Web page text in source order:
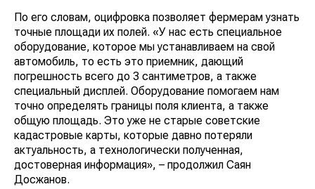
По его словам, оцифровка позволяет фермерам узнать
точные площади их полей. «У нас есть специальное
оборудование, которое мы устанавливаем на свой
автомобиль, то есть это приемник, дающий
погрешность всего до 3 сантиметров, а также
специальный дисплей. Оборудование помогаем нам
точно определять границы поля клиента, а также
общую площадь. Это уже не старые советские
кадастровые карты, которые давно потеряли
актуальность, а технологически полученная,
достоверная информация», – продолжил Саян
Досжанов.